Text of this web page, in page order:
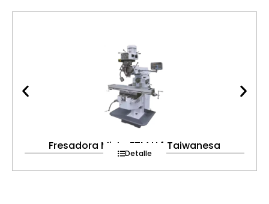
Fresadora Mixta FTM H4 Taiwanesa
Detalle